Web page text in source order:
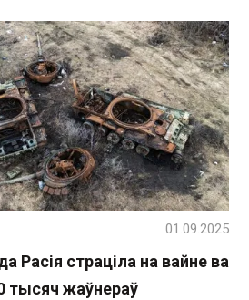
Расія страціла на вайне ва
тысяч жаўнераў
01.09.2025